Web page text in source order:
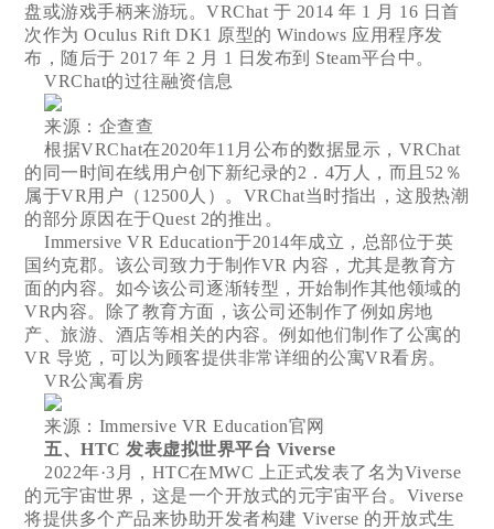
盘或游戏手柄来游玩。VRChat 于 2014 年 1 月 16 日首
次作为 Oculus Rift DK1 原型的 Windows 应用程序发
布，随后于 2017 年 2 月 1 日发布到 Steam平台中。
VRChat的过往融资信息
来源：企查查
根据VRChat在2020年11月公布的数据显示，VRChat
的同一时间在线用户创下新纪录的2．4万人，而且52％
属于VR用户（12500人）。VRChat当时指出，这股热潮
的部分原因在于Quest 2的推出。
Immersive VR Education于2014年成立，总部位于英
国约克郡。该公司致力于制作VR 内容，尤其是教育方
面的内容。如今该公司逐渐转型，开始制作其他领域的
VR内容。除了教育方面，该公司还制作了例如房地
产、旅游、酒店等相关的内容。例如他们制作了公寓的
VR 导览，可以为顾客提供非常详细的公寓VR看房。
VR公寓看房
来源：Immersive VR Education官网
五、HTC 发表虚拟世界平台 Viverse
2022年·3月，HTC在MWC 上正式发表了名为Viverse
的元宇宙世界，这是一个开放式的元宇宙平台。Viverse
将提供多个产品来协助开发者构建 Viverse 的开放式生